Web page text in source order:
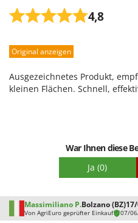
4,8
Leistung
Qualität / Preis
Original anzeigen
Ausgezeichnetes Produkt,
kleinen Flächen. Schnell,
War Ihnen diese
Ja (0)
Massimiliano P.Bolzano (BZ)
Von AgriEuro geprüfter Einkauf 07/